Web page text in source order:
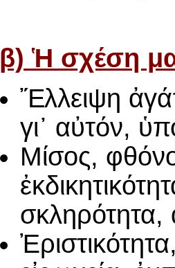
β) Ἡ σχέση
Ἔλλειψη
γι᾿ αὐτόν,
Μίσος,
σκληρότητα,